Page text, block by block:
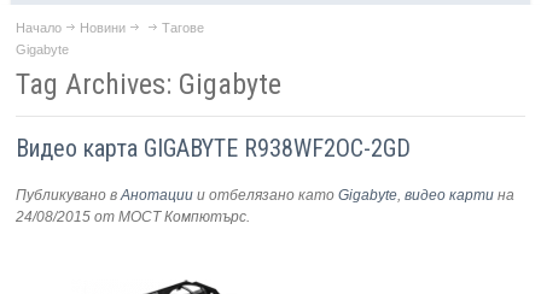
Продукти
Компоненти
Лаптопи
Таблети
Начало Новини
Тагове
Gigabyte
Tag Archives: Gigabyte
Видео карта GIGABYTE R938WF2OC-2GD
Публикувано вАнотации и отбелязано катоGigabyte,видео карти на
24/08/2015 от МОСТ Компютърс.